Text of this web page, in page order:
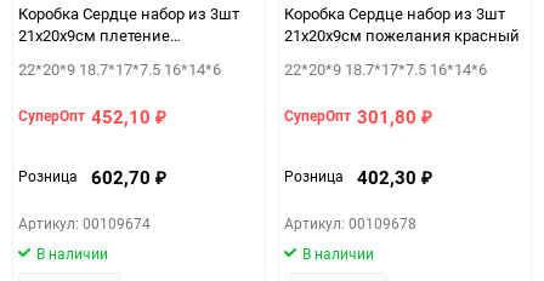
Коробка Сердце набор из 3шт
21х20х9см плетение
22*20*9 18.7*17*7.5 16*14*6
СуперОпт 452,10 ₽
Розница 602,70 ₽
Артикул: 00109674
В наличии
Коробка Сердце набор из 3шт
21х20х9см пожелания красный
22*20*9 18.7*17*7.5 16*14*6
СуперОпт 301,80 ₽
Розница 402,30 ₽
Артикул: 00109678
В наличии